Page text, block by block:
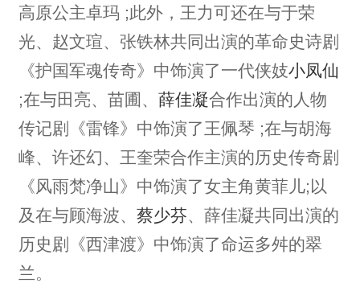
高原公主卓玛 ;此外，王力可还在与于荣
光、赵文瑄、张铁林共同出演的革命史诗剧
《护国军魂传奇》中饰演了一代侠妓小凤仙
;在与田亮、苗圃、 薛佳凝合作出演的人物
传记剧《雷锋》中饰演了王佩琴 ;在与胡海
峰、许还幻、王奎荣合作主演的历史传奇剧
《风雨梵净山》中饰演了女主角黄菲儿;以
及在与顾海波、 蔡少芬 、薛佳凝共同出演的
历史剧《西津渡》中饰演了命运多舛的翠
兰。